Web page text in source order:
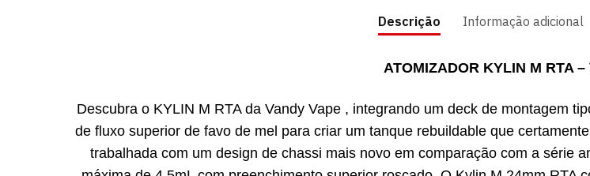
Descrição Informação adicional
ATOMIZADOR KYLIN M RTA –
Descubra o KYLIN M RTA da Vandy Vape , integrando um deck de montagem
de fluxo superior de favo de mel para criar um tanque rebuildable que
trabalhada com um design de chassi mais novo em comparação com a série